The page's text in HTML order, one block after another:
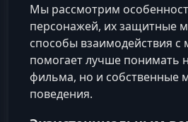
Мы рассмотрим
персонажей, их защитные
способы взаимодействия с
помогает лучше понимать
фильма, но и собственные
поведения.